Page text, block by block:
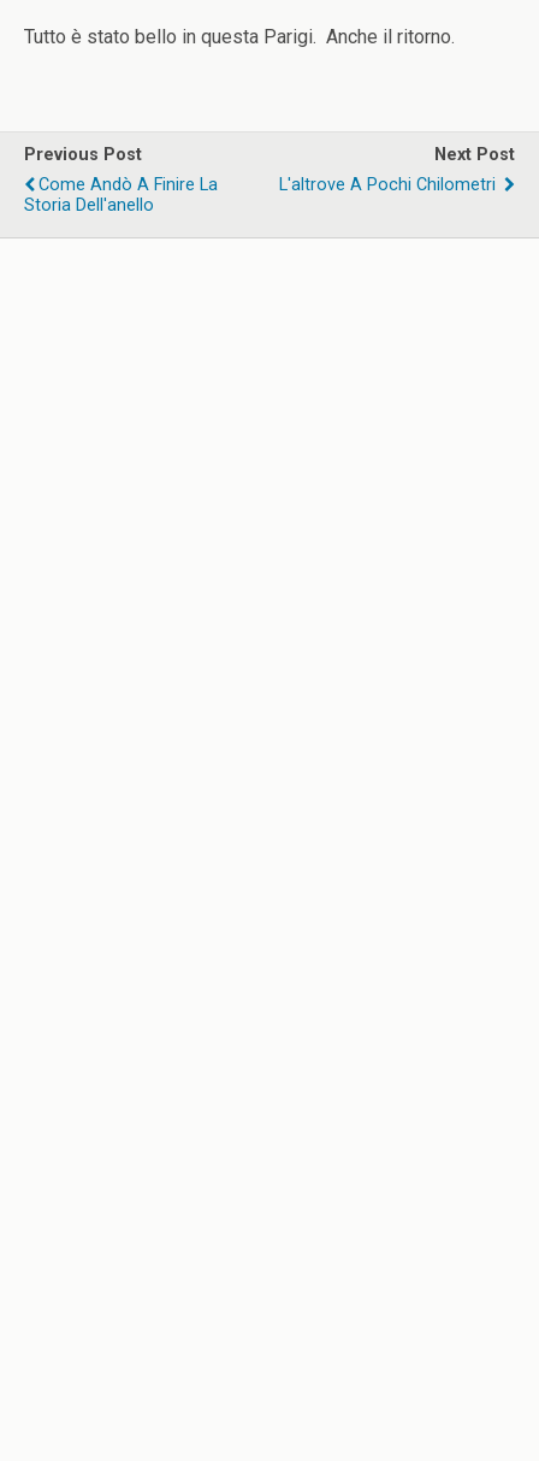
Tutto è stato bello in questa Parigi. Anche il ritorno.
Previous Post
Come Andò A Finire La
Storia Dell'anello
Next Post
L'altrove A Pochi Chilometri